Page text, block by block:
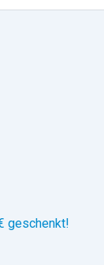
geschenkt!